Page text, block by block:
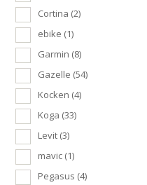
Cortina (2)
ebike (1)
Garmin (8)
Gazelle (54)
Kocken (4)
Koga (33)
Levit (3)
mavic (1)
Pegasus (4)